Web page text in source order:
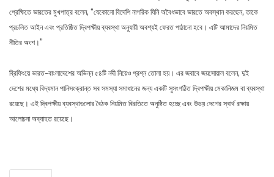
প্রেক্ষিতে ভারতের মুখপাত্র বলেন, “যেকোনো বিদেশি নাগরিক যিনি অবৈধভাবে ভারতে অবস্থান করছেন, তাকে
প্রচলিত আইন এবং প্রতিষ্ঠিত দ্বিপক্ষীয় ব্যবস্থা অনুযায়ী অবশ্যই ফেরত পাঠানো হবে। এটি আমাদের নিয়মিত
নীতির অংশ।”
ব্রিফিংয়ে ভারত-বাংলাদেশের অভিন্ন ৫৪টি নদী নিয়েও প্রশ্ন তোলা হয়। এর জবাবে জয়সোয়াল বলেন, দুই
দেশের মধ্যে বিদ্যমান পানিসংক্রান্ত সব সমস্যা সমাধানের জন্য একটি সুসংগঠিত দ্বিপক্ষীয় মেকানিজম বা ব্যবস্থা
রয়েছে। এই দ্বিপক্ষীয় ব্যবস্থাগুলোর বৈঠক নিয়মিত বিরতিতে অনুষ্ঠিত হচ্ছে এবং উভয় দেশের স্বার্থ রক্ষায়
আলোচনা অব্যাহত রয়েছে।